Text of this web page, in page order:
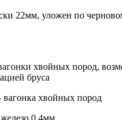
22мм, уложен по
хвойных пород,
бруса
вагонка хвойных пород
0.4мм